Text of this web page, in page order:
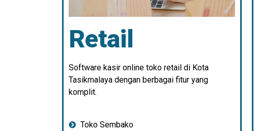
Retail
Software kasir online toko retail di Kota
Tasikmalaya dengan berbagai fitur yang
komplit.
Toko Sembako